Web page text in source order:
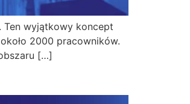
Ten wyjątkowy koncept
2000 pracowników.
[…]